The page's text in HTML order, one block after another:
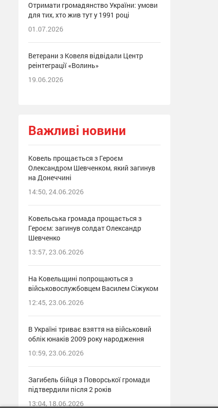
Отримати громадянство України: умови
для тих, хто жив тут у 1991 році
01.07.2026
Ветерани з Ковеля відвідали Центр
реінтеграції «Волинь»
19.06.2026
Важливі новини
Ковель прощається з Героєм
Олександром Шевченком, який загинув
на Донеччині
14:50, 24.06.2026
Ковельська громада прощається з
Героєм: загинув солдат Олександр
Шевченко
13:57, 23.06.2026
На Ковельщині попрощаються з
військовослужбовцем Василем Сіжуком
12:45, 23.06.2026
В Україні триває взяття на військовий
облік юнаків 2009 року народження
10:59, 23.06.2026
Загибель бійця з Поворської громади
підтвердили після 2 років
13:04, 18.06.2026